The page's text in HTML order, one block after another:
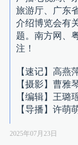
旅游厅、广东
介绍博览会有
题。南方网、
注！
【速记】高燕
【摄影】曹雅
【编辑】王璐
【导播】许萌
2025年07月23日